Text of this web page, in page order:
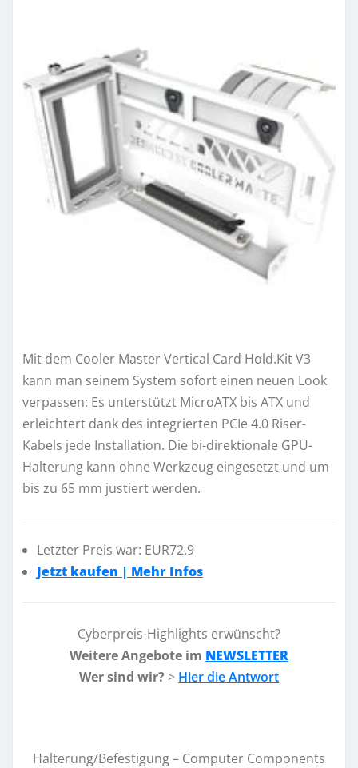
Mit dem Cooler Master Vertical Card Hold.Kit V3
kann man seinem System sofort einen neuen Look
verpassen: Es unterstützt MicroATX bis ATX und
erleichtert dank des integrierten PCIe 4.0 Riser-
Kabels jede Installation. Die bi-direktionale GPU-
Halterung kann ohne Werkzeug eingesetzt und um
bis zu 65 mm justiert werden.
Letzter Preis war: EUR72.9
Jetzt kaufen | Mehr Infos
Cyberpreis-Highlights erwünscht?
Weitere Angebote im NEWSLETTER
Wer sind wir? > Hier die Antwort
Halterung/Befestigung – Computer Components